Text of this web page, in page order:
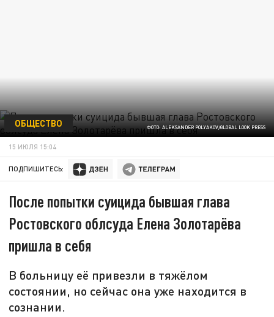
ФОТО: ALEKSANDER POLYAKOV/GLOBAL LOOK PRESS
ОБЩЕСТВО
15 ИЮЛЯ 15:04
ПОДПИШИТЕСЬ:
После попытки суицида бывшая глава
Ростовского облсуда Елена Золотарёва
пришла в себя
В больницу её привезли в тяжёлом
состоянии, но сейчас она уже находится в
сознании.